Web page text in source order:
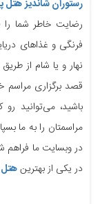
رستوران شاندیز هتل
رضایت خاطر شما را
فرنگی و غذاهای
نهار و یا شام از
قصد برگزاری
باشید، می‌توانید
مراسمتان را به ما
در وبسایت ما فراهم
در یکی از بهترین